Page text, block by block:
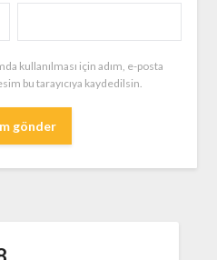
kullanılması için adım, e-posta
bu tarayıcıya kaydedilsin.